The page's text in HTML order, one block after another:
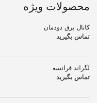
محصولات ویژه
کانال برق دودمان
تماس بگیرید
لگراند فرانسه
تماس بگیرید